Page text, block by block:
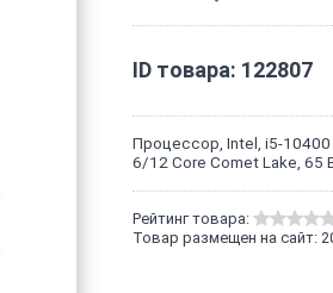
ID товара: 122807
Процессор, Intel, i5-10400
6/12 Core Comet Lake, 65
Рейтинг товара:
Товар размещен на сайт: